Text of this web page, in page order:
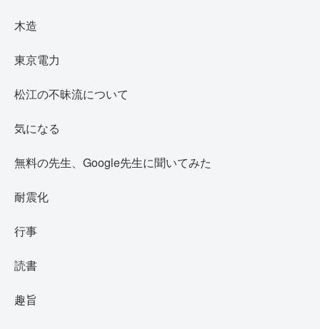
木造
東京電力
松江の不昧流について
気になる
無料の先生、Google先生に聞いてみた
耐震化
行事
読書
趣旨